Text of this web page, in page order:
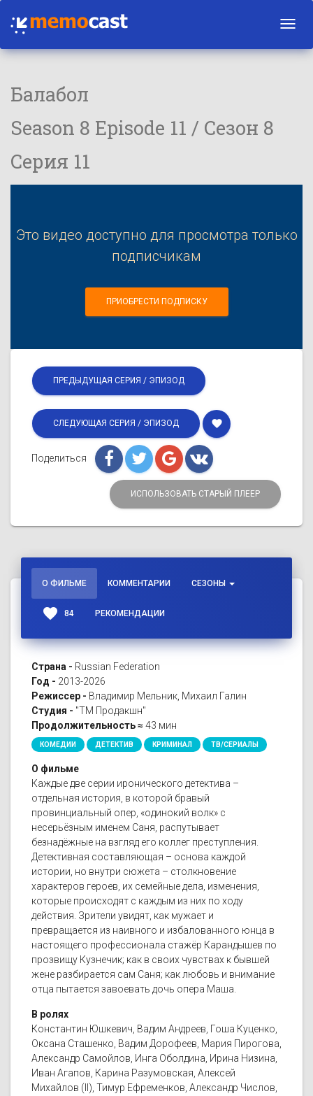
Балабол
Season 8 Episode 11 / Сезон 8
Серия 11
Это видео доступно для просмотра только
подписчикам
ПРИОБРЕСТИ ПОДПИСКУ
ПРЕДЫДУЩАЯ СЕРИЯ / ЭПИЗОД
СЛЕДУЮЩАЯ СЕРИЯ / ЭПИЗОД favorite
Поделиться
ИСПОЛЬЗОВАТЬ СТАРЫЙ ПЛЕЕР
О ФИЛЬМЕ КОММЕНТАРИИ СЕЗОНЫ
favorite 84 РЕКОМЕНДАЦИИ
Страна - Russian Federation
Год - 2013-2026
Режиссер - Владимир Мельник, Михаил Галин
Студия - "ТМ Продакшн"
Продолжительность ≈ 43 мин
КОМЕДИИ ДЕТЕКТИВ КРИМИНАЛ ТВ/СЕРИАЛЫ
О фильме
Каждые две серии иронического детектива –
отдельная история, в которой бравый
провинциальный опер, «одинокий волк» с
несерьёзным именем Саня, распутывает
безнадёжные на взгляд его коллег преступления.
Детективная составляющая – основа каждой
истории, но внутри сюжета – столкновение
характеров героев, их семейные дела, изменения,
которые происходят с каждым из них по ходу
действия. Зрители увидят, как мужает и
превращается из наивного и избалованного юнца в
настоящего профессионала стажёр Карандышев по
прозвищу Кузнечик; как в своих чувствах к бывшей
жене разбирается сам Саня; как любовь и внимание
отца пытается завоевать дочь опера Маша.
В ролях
Константин Юшкевич, Вадим Андреев, Гоша Куценко,
Оксана Сташенко, Вадим Дорофеев, Мария Пирогова,
Александр Самойлов, Инга Оболдина, Ирина Низина,
Иван Агапов, Карина Разумовская, Алексей
Михайлов (II), Тимур Ефременков, Александр Числов,